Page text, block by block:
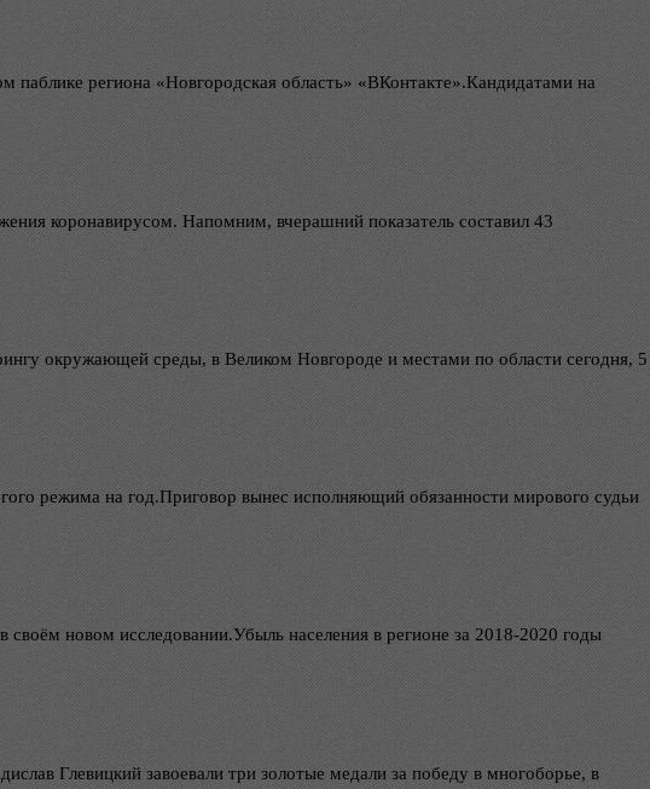
региона «Новгородская область» «ВКонтакте».Кандидатами на
коронавирусом. Напомним, вчерашний показатель составил 43
окружающей среды, в Великом Новгороде и местами по области сегодня, 5
режима на год.Приговор вынес исполняющий обязанности мирового судьи
новом исследовании.Убыль населения в регионе за 2018-2020 годы
Глевицкий завоевали три золотые медали за победу в многоборье, в